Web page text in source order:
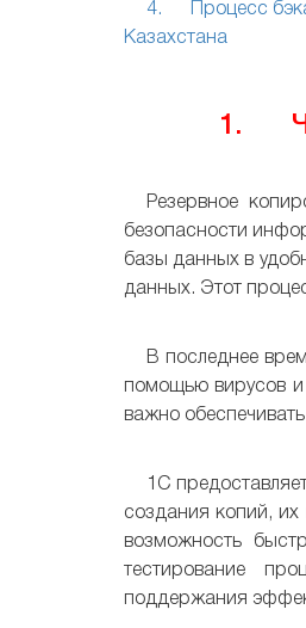
4. Процесс
Казахстана
1.
Резервное
безопасности
базы данных в
данных. Этот
В последнее
помощью вирусов
важно
1С
создания копий,
возможность
тестирование
поддержания